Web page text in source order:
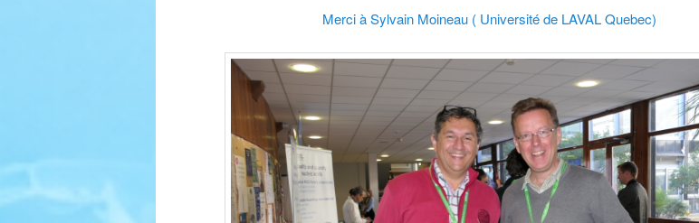
Merci à Sylvain Moineau ( Université de LAVAL Quebec)